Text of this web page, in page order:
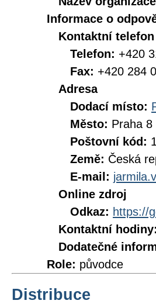
Informace o
Kontaktní telefon
Telefon: +420
Fax: +420 284
Adresa
Dodací místo:
Město: Praha 8
Poštovní kód:
Země: Česká
E-mail:
Online zdroj
Odkaz: https://
Kontaktní hodiny:
Dodatečné
Role: původce
Distribuce